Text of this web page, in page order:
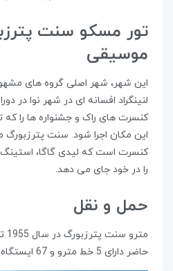
تور مسکو سنت
موسیقی
این شهر، شهر اصلی گروه های
لنینگراد افسانه ای در شهر نوا
کنسرت های راک و جشنواره ها را
این مکان اجرا شود. سنت پترزبورگ
کنسرت است که لیدی گاگا،
را در خود جای می دهد.
حمل و نقل
حاضر دارای 5 خط مترو و 67 ایستگاه می باشد.